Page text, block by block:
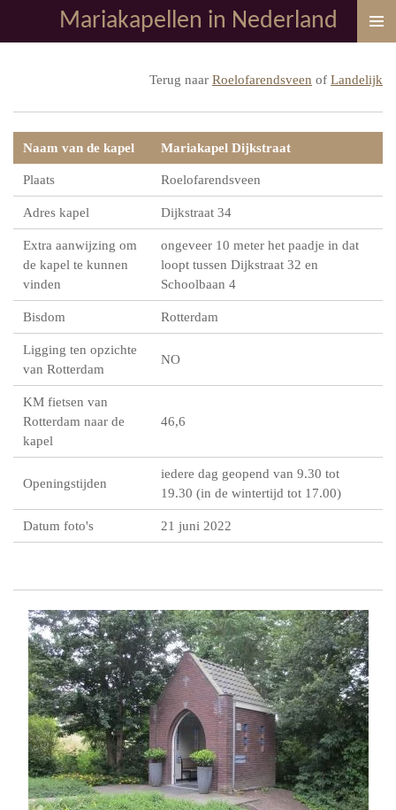
direct
Mariakapellen in Nederland
Terug naar Roelofarendsveen of Landelijk
Naam van de kapel Mariakapel Dijkstraat
Plaats Roelofarendsveen
Adres kapel Dijkstraat 34
Extra aanwijzing om
de kapel te kunnen
vinden
ongeveer 10 meter het paadje in dat
loopt tussen Dijkstraat 32 en
Schoolbaan 4
Bisdom Rotterdam
Ligging ten opzichte
van Rotterdam
NO
KM fietsen van
Rotterdam naar de
kapel
46,6
Openingstijden
iedere dag geopend van 9.30 tot
19.30 (in de wintertijd tot 17.00)
Datum foto's 21 juni 2022